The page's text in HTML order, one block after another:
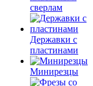
сверлам
Державки с
пластинами
Минирезцы